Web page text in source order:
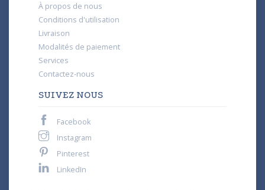
À propos de nous
Conditions d'utilisation
Livraison
Modalités de paiement
Services
Contactez-nous
SUIVEZ NOUS
Facebook
Instagram
Pinterest
LinkedIn